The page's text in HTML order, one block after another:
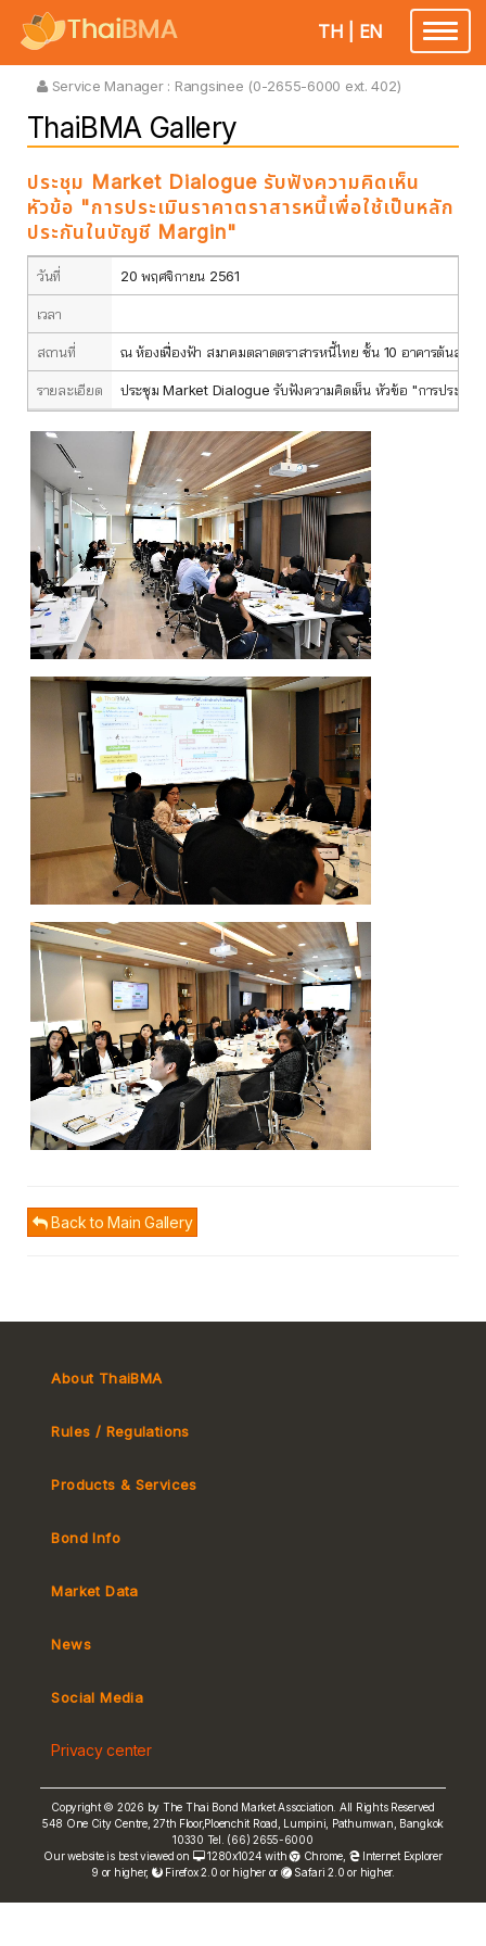
Toggle
TH EN
Service Manager : Rangsinee (0-2655-6000 ext. 402)
ThaiBMA Gallery
ประชุม Market Dialogue รับฟังความคิดเห็น
หัวข้อ "การประเมินราคาตราสารหนี้เพื่อใช้เป็นหลัก
ประกันในบัญชี Margin"
วันที่ 20 พฤศจิกายน 2561
เวลา
สถานที่ ณ ห้องเฟื่องฟ้า สมาคมตลาดตราสารหนี้ไทย ชั้น 10 อาคารต้นสนทา
รายละเอียด ประชุม Market Dialogue รับฟังความคิดเห็น หัวข้อ "การประเมิ
Back to Main Gallery
About ThaiBMA
Rules / Regulations
Market Convention
Products & Services
Bond Info
Market Data
Yield Curve
Non-resident Flows
FRN Rate
News
Social Media
Privacy center
Copyright © 2026 by The Thai Bond Market Association. All Rights Reserved
548 One City Centre, 27th Floor,Ploenchit Road, Lumpini, Pathumwan, Bangkok
10330 Tel. (66) 2655-6000
Our website is best viewed on
1280x1024 with Chrome
Internet Explorer
9 or higher,
Firefox 2.0 or higher or Safari 2.0 or higher.